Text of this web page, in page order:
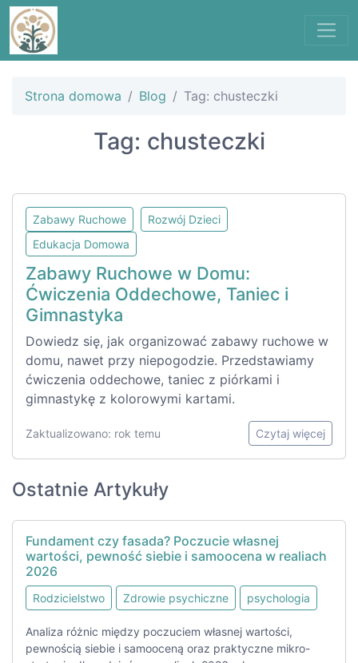
Strona domowa Blog Tag: chusteczki
Tag: chusteczki
Zabawy Ruchowe
Rozwój Dzieci
Edukacja Domowa
Zabawy Ruchowe w Domu:
Ćwiczenia Oddechowe, Taniec i
Gimnastyka
Dowiedz się, jak organizować zabawy ruchowe w
domu, nawet przy niepogodzie. Przedstawiamy
ćwiczenia oddechowe, taniec z piórkami i
gimnastykę z kolorowymi kartami.
Zaktualizowano: rok temu Czytaj więcej
Ostatnie Artykuły
Fundament czy fasada? Poczucie własnej
wartości, pewność siebie i samoocena w realiach
2026
Rodzicielstwo Zdrowie psychiczne psychologia
Analiza różnic między poczuciem własnej wartości,
pewnością siebie i samooceną oraz praktyczne mikro-